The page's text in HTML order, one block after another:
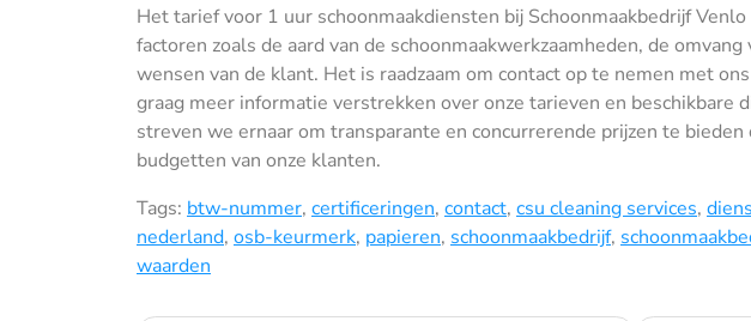
Het tarief voor 1 uur schoonmaakdiensten bij Schoonmaakbedrijf
factoren zoals de aard van de schoonmaakwerkzaamheden, de
wensen van de klant. Het is raadzaam om contact op te nemen met
graag meer informatie verstrekken over onze tarieven en beschikbare
streven we ernaar om transparante en concurrerende prijzen te
budgetten van onze klanten.
Tags: btw-nummer, certificeringen, contact, csu cleaning services,
nederland, osb-keurmerk, papieren, schoonmaakbedrijf,
waarden